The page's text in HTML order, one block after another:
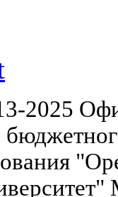
2025